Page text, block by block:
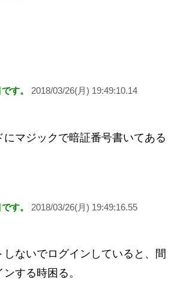
す。
2018/03/26(月) 19:49:10.14
にマジックで暗証番号書いてある
す。
2018/03/26(月) 19:49:16.55
ないでログインしていると、間
する時困る。